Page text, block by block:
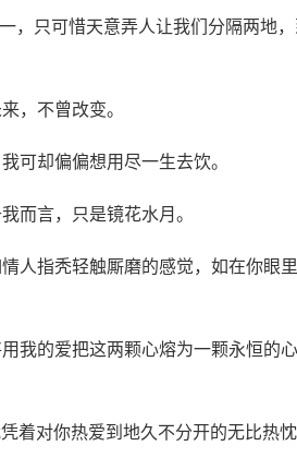
，只可惜天意弄人让我们分隔两地
，不曾改变。
可却偏偏想用尽一生去饮。
而言，只是镜花水月。
人指秃轻触厮磨的感觉，如在你眼
我的爱把这两颗心熔为一颗永恒的
着对你热爱到地久不分开的无比热